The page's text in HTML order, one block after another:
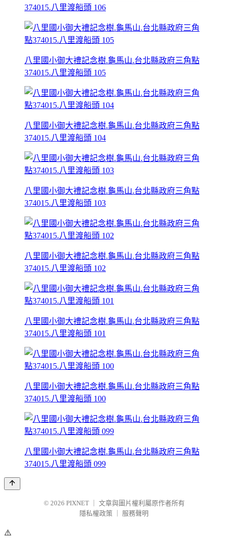
374015.八里渡船頭 106
八里國小御大禮記念樹.龜馬山.台北縣政府三角點
374015.八里渡船頭 105
八里國小御大禮記念樹.龜馬山.台北縣政府三角點
374015.八里渡船頭 104
八里國小御大禮記念樹.龜馬山.台北縣政府三角點
374015.八里渡船頭 103
八里國小御大禮記念樹.龜馬山.台北縣政府三角點
374015.八里渡船頭 102
八里國小御大禮記念樹.龜馬山.台北縣政府三角點
374015.八里渡船頭 101
八里國小御大禮記念樹.龜馬山.台北縣政府三角點
374015.八里渡船頭 100
八里國小御大禮記念樹.龜馬山.台北縣政府三角點
374015.八里渡船頭 099
© 2026 PIXNET
文章與圖片權利屬原作者所有
隱私權政策
服務聲明
⚠️